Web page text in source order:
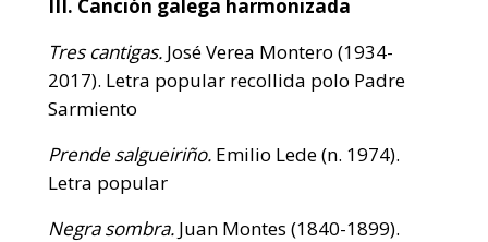
III. Canción galega harmonizada
Tres cantigas. José Verea Montero (1934-
2017). Letra popular recollida polo Padre
Sarmiento
Prende salgueiriño. Emilio Lede (n. 1974).
Letra popular
Negra sombra. Juan Montes (1840-1899).